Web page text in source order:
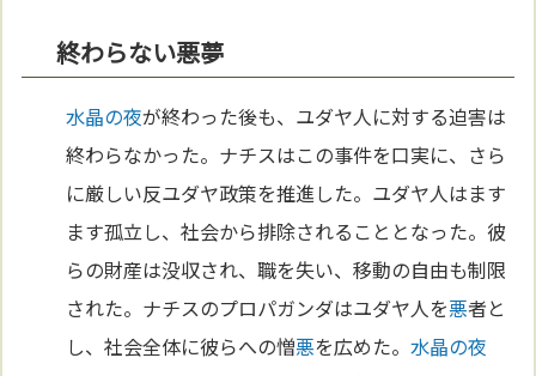
終わらない悪夢
水晶の夜が終わった後も、ユダヤ人に対する迫害は
終わらなかった。ナチスはこの事件を口実に、さら
に厳しい反ユダヤ政策を推進した。ユダヤ人はます
ます孤立し、社会から排除されることとなった。彼
らの財産は没収され、職を失い、移動の自由も制限
された。ナチスのプロパガンダはユダヤ人を悪者と
し、社会全体に彼らへの憎悪を広めた。水晶の夜